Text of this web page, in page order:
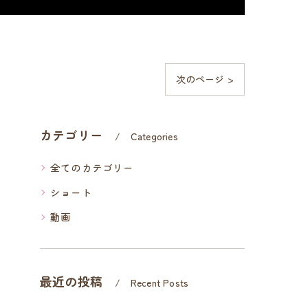
次のページ >
カテゴリー Categories
全てのカテゴリー
ショート
動画
最近の投稿 Recent Posts